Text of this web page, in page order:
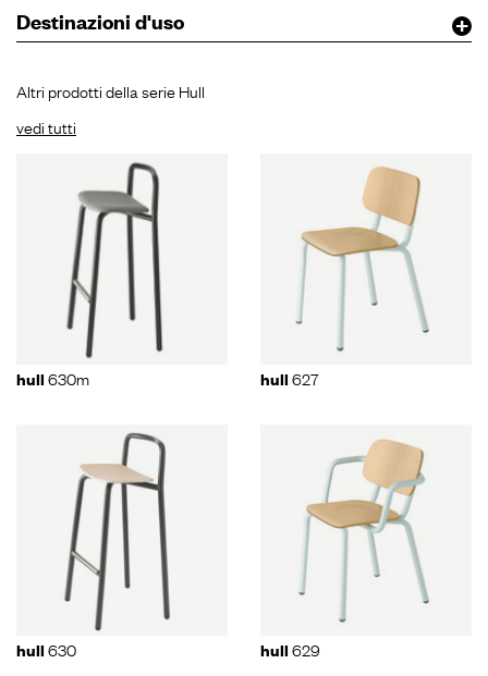
Destinazioni d'uso
Altri prodotti della serie Hull
vedi tutti
hull630m hull627
hull630 hull629